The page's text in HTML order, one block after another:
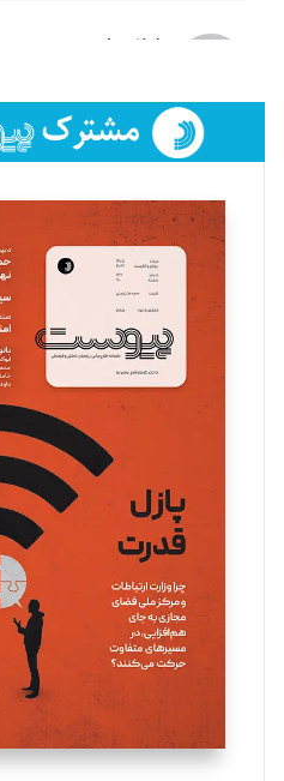
لیلا حنارود
فائزه فتحی رستمی
تحریریه
سروش کرمیان
تحریریه
مینا پاکدل
یسنا امان‌پور
تحریریه
ملینا جعفری
تحریریه
مصطفی مسجدی آرانی
تحریریه